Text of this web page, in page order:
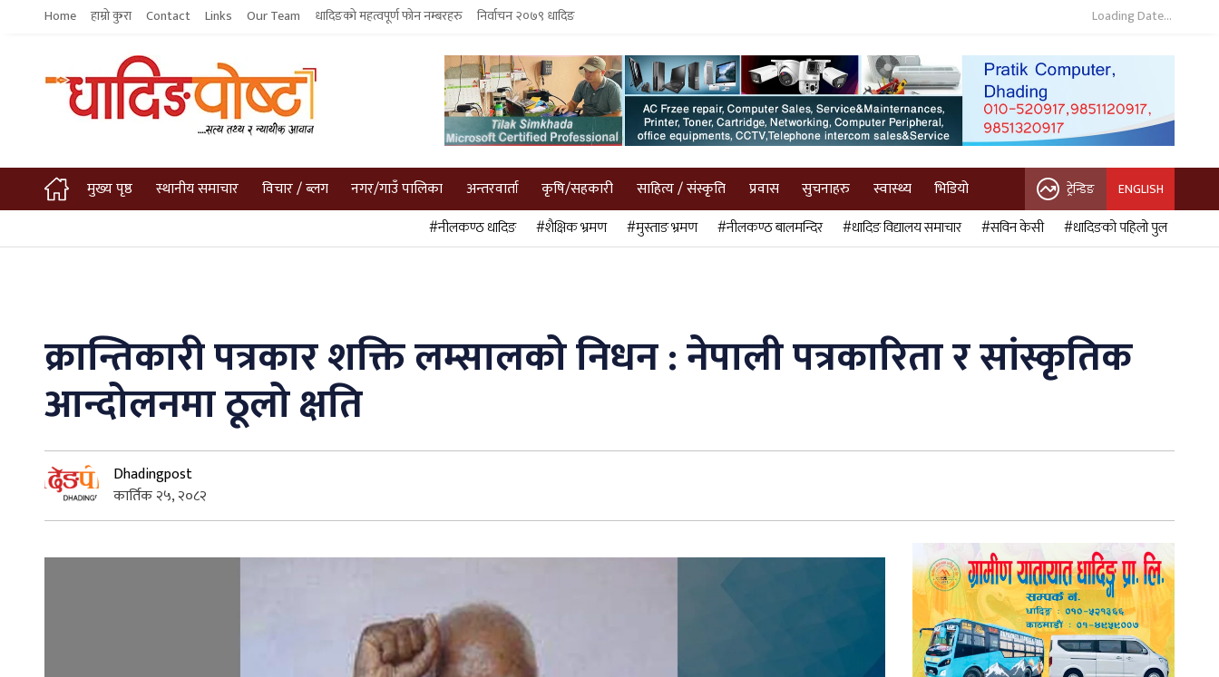
Home हाम्रो कुरा Contact Links Our Team धादिङको महत्वपूर्ण फोन नम्बरहरु निर्वाचन २०७९ धादिङ Loading Date...
मुख्य पृष्ठ स्थानीय समाचार विचार / ब्लग नगर/गाउँ पालिका अन्तरवार्ता कृषि/सहकारी साहित्य / संस्कृति प्रवास सुचनाहरु स्वास्थ्य भिडियो ट्रेन्डिङ ENGLISH
#नीलकण्ठ धादिङ #शैक्षिक भ्रमण #मुस्ताङ भ्रमण #नीलकण्ठ बालमन्दिर #धादिङ विद्यालय समाचार #सविन केसी #धादिङको पहिलो पुल
क्रान्तिकारी पत्रकार शक्ति लम्सालको निधन : नेपाली पत्रकारिता र सांस्कृतिक
आन्दोलनमा ठूलो क्षति
Dhadingpost
कार्तिक २५, २०८२